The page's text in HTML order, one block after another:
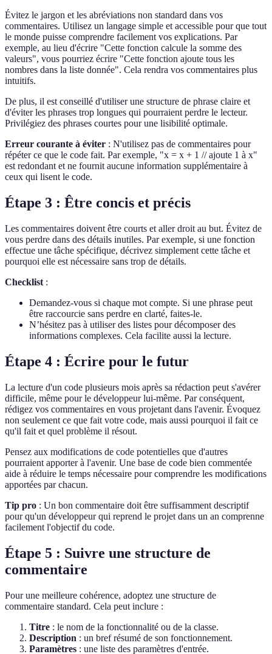
Évitez le jargon et les abréviations non standard dans vos
commentaires. Utilisez un langage simple et accessible pour que tout
le monde puisse comprendre facilement vos explications. Par
exemple, au lieu d'écrire "Cette fonction calcule la somme des
valeurs", vous pourriez écrire "Cette fonction ajoute tous les
nombres dans la liste donnée". Cela rendra vos commentaires plus
intuitifs.
De plus, il est conseillé d'utiliser une structure de phrase claire et
d'éviter les phrases trop longues qui pourraient perdre le lecteur.
Privilégiez des phrases courtes pour une lisibilité optimale.
Erreur courante à éviter : N'utilisez pas de commentaires pour
répéter ce que le code fait. Par exemple, "x = x + 1 // ajoute 1 à x"
est redondant et ne fournit aucune information supplémentaire à
ceux qui lisent le code.
Étape 3 : Être concis et précis
Les commentaires doivent être courts et aller droit au but. Évitez de
vous perdre dans des détails inutiles. Par exemple, si une fonction
effectue une tâche spécifique, décrivez simplement cette tâche et
pourquoi elle est nécessaire sans trop de détails.
Checklist :
Demandez-vous si chaque mot compte. Si une phrase peut
être raccourcie sans perdre en clarté, faites-le.
N’hésitez pas à utiliser des listes pour décomposer des
informations complexes. Cela facilite aussi la lecture.
Étape 4 : Écrire pour le futur
La lecture d'un code plusieurs mois après sa rédaction peut s'avérer
difficile, même pour le développeur lui-même. Par conséquent,
rédigez vos commentaires en vous projetant dans l'avenir. Évoquez
non seulement ce que fait votre code, mais aussi pourquoi il fait ce
qu'il fait et quel problème il résout.
Pensez aux modifications de code potentielles que d'autres
pourraient apporter à l'avenir. Une base de code bien commentée
aide à réduire le temps nécessaire pour comprendre les modifications
apportées par chacun.
Tip pro : Un bon commentaire doit être suffisamment descriptif
pour qu'un développeur qui reprend le projet dans un an comprenne
facilement l'objectif du code.
Étape 5 : Suivre une structure de
commentaire
Pour une meilleure cohérence, adoptez une structure de
commentaire standard. Cela peut inclure :
Titre : le nom de la fonctionnalité ou de la classe.
Description : un bref résumé de son fonctionnement.
Paramètres : une liste des paramètres d'entrée.